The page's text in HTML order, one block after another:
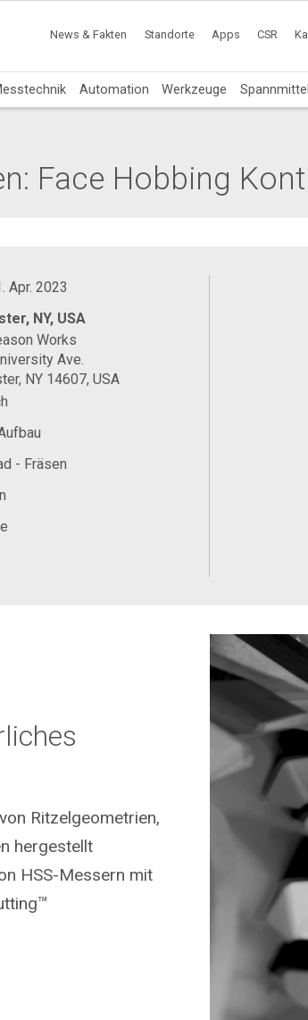
News & Fakten Standorte Apps CSR
Automation Werkzeuge Spannmittel
Face Hobbing
Apr. 2023
NY, USA
Works
Ave.
NY 14607, USA
- Fräsen
Ritzelgeometrien,
hergestellt
HSS-Messern mit